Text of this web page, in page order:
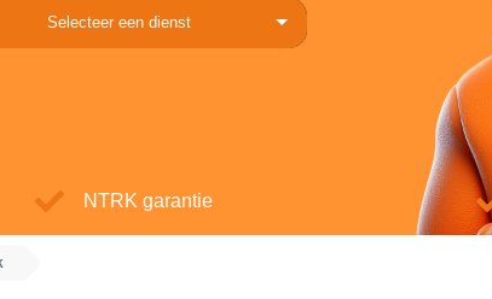
Selecteer een dienst
NTRK garantie